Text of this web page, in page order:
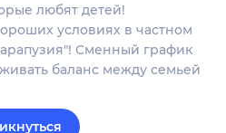
любят детей!
условиях в частном
Сменный график
баланс между семьей